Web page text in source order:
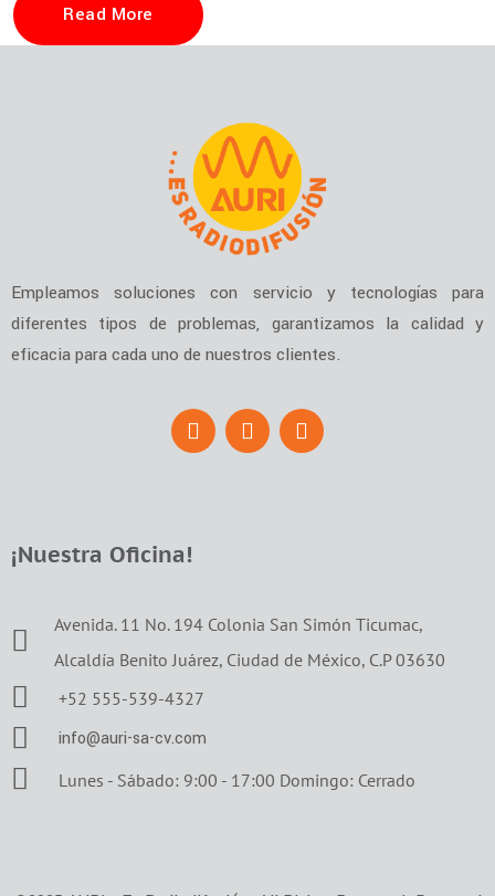
Read More
Empleamos soluciones con servicio y tecnologías para
diferentes tipos de problemas, garantizamos la calidad y
eficacia para cada uno de nuestros clientes.
¡Nuestra Oficina!
Avenida. 11 No. 194 Colonia San Simón Ticumac,
Alcaldía Benito Juárez, Ciudad de México, C.P 03630
+52 555-539-4327
info@auri-sa-cv.com
Lunes - Sábado: 9:00 - 17:00 Domingo: Cerrado